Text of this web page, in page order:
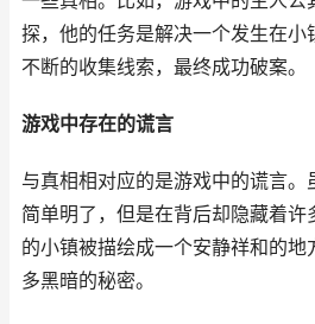
探，他的任务是解决一个发生在小
不断的收集线索，最终成功破案。
游戏中存在的谎言
与真相相对应的是游戏中的谎言。
简单明了，但是在背后却隐藏着许
的小镇被描绘成一个安静祥和的
多黑暗的秘密。